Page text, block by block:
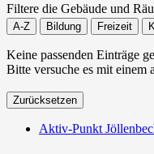
Filtere die Gebäude und
A-Z Bildung Freizeit
Keine passenden Einträge
Bitte versuche es mit einem
Zurücksetzen
Aktiv-Punkt